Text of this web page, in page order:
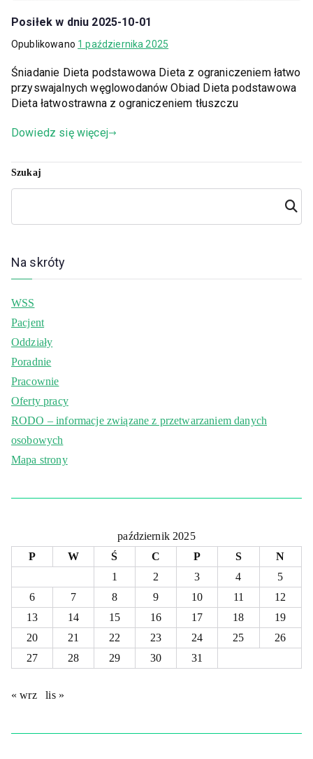
Posiłek w dniu 2025-10-01
Opublikowano 1 października 2025
Śniadanie Dieta podstawowa Dieta z ograniczeniem łatwo
przyswajalnych węglowodanów Obiad Dieta podstawowa
Dieta łatwostrawna z ograniczeniem tłuszczu
Dowiedz się więcej
Szukaj
Szuka
j
Na skróty
WSS
Pacjent
Oddziały
Poradnie
Pracownie
Oferty pracy
RODO – informacje związane z przetwarzaniem danych
osobowych
Mapa strony
październik 2025
P
W Ś C P S
N
1
2 3 4
5
6
7 8 9 10 11
12
13
14 15 16 17 18
19
20
21 22 23 24 25
26
27
28 29 30 31
« wrz lis »